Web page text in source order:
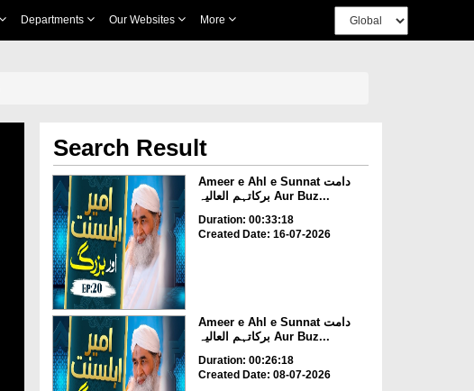
Departments Our Websites More
Search Result
Ameer e Ahl e Sunnat دامت
برکاتہم العالیہ Aur Buz...
Duration: 00:33:18
Created Date: 16-07-2026
Ameer e Ahl e Sunnat دامت
برکاتہم العالیہ Aur Buz...
Duration: 00:26:18
Created Date: 08-07-2026